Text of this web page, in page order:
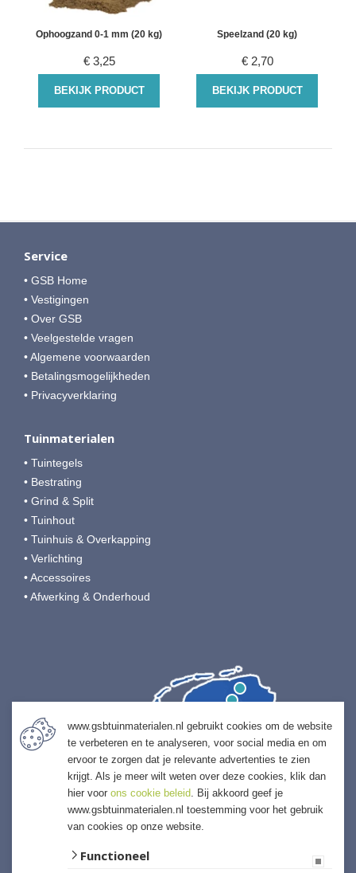
Ophoogzand 0-1 mm (20 kg)
€ 3,25
BEKIJK PRODUCT
Speelzand (20 kg)
€ 2,70
BEKIJK PRODUCT
Service
• GSB Home
• Vestigingen
• Over GSB
• Veelgestelde vragen
• Algemene voorwaarden
• Betalingsmogelijkheden
• Privacyverklaring
Tuinmaterialen
• Tuintegels
• Bestrating
• Grind & Split
• Tuinhout
• Tuinhuis & Overkapping
• Verlichting
• Accessoires
• Afwerking & Onderhoud
www.gsbtuinmaterialen.nl gebruikt cookies om de website
te verbeteren en te analyseren, voor social media en om
ervoor te zorgen dat je relevante advertenties te zien
krijgt. Als je meer wilt weten over deze cookies, klik dan
hier voor ons cookie beleid. Bij akkoord geef je
www.gsbtuinmaterialen.nl toestemming voor het gebruik
van cookies op onze website.
Functioneel